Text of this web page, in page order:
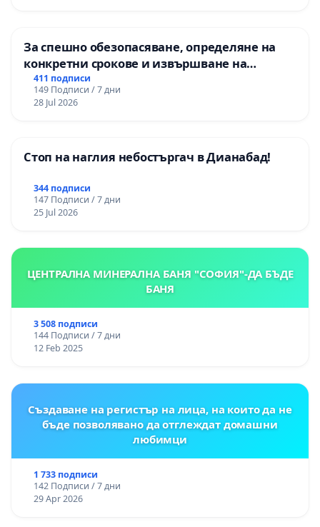
За спешно обезопасяване, определяне на
конкретни срокове и извършване на
цялостна рехабилитация на
републиканския път между пътен възел АМ
„Тракия“ - гр. Ихтиман - с. Мирово - к.к.
411 подписи
149 Подписи / 7 дни
28 Jul 2026
Стоп на наглия небостъргач в Дианабад!
344 подписи
147 Подписи / 7 дни
25 Jul 2026
ЦЕНТРАЛНА МИНЕРАЛНА БАНЯ "СОФИЯ"-ДА БЪДЕ
БАНЯ
3 508 подписи
144 Подписи / 7 дни
12 Feb 2025
Създаване на регистър на лица, на които да не
бъде позволявано да отглеждат домашни
любимци
1 733 подписи
142 Подписи / 7 дни
29 Apr 2026